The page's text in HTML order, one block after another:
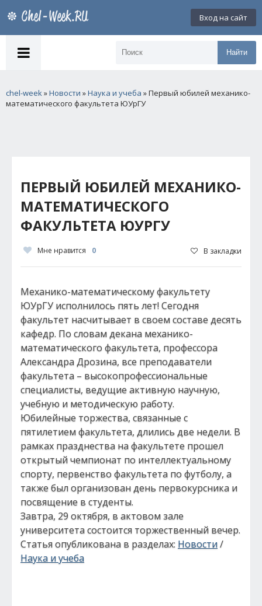
Вход на сайт
Найти
chel-week»Новости »Наука и учеба » Первый юбилей механико-
математического факультета ЮУрГУ
ПЕРВЫЙ ЮБИЛЕЙ МЕХАНИКО-
МАТЕМАТИЧЕСКОГО
ФАКУЛЬТЕТА ЮУРГУ
Мне нравится 0 В закладки
Механико-математическому факультету
ЮУрГУ исполнилось пять лет! Сегодня
факультет насчитывает в своем составе десять
кафедр. По словам декана механико-
математического факультета, профессора
Александра Дрозина, все преподаватели
факультета – высокопрофессиональные
специалисты, ведущие активную научную,
учебную и методическую работу.
Юбилейные торжества, связанные с
пятилетием факультета, длились две недели. В
рамках празднества на факультете прошел
открытый чемпионат по интеллектуальному
спорту, первенство факультета по футболу, а
также был организован день первокурсника и
посвящение в студенты.
Завтра, 29 октября, в актовом зале
университета состоится торжественный вечер.
Статья опубликована в разделах: Новости/
Наука и учеба